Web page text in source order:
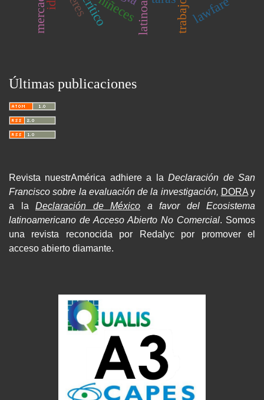
niñeces lawfare
Últimas publicaciones
Revista nuestrAmérica adhiere a laDeclaración de San
Francisco sobre la evaluación de la investigación, DORAy
a la Declaración de México a favor del Ecosistema
latinoamericano de Acceso Abierto No Comercial. Somos
una revista reconocida por Redalyc por promover el
acceso abierto diamante.